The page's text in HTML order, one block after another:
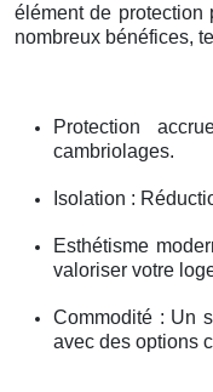
élément de protection
nombreux bénéfices,
Protection
cambriolages.
Isolation :
Esthétisme
valoriser votre
Commodité : Un
avec des options